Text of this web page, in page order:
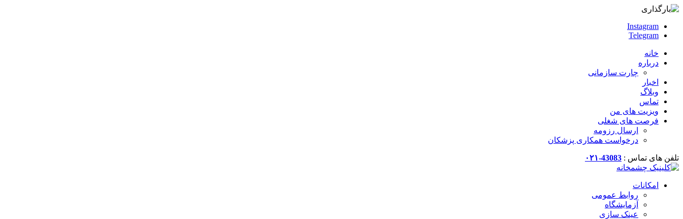
Instagram
Telegram
خانه
درباره
چارت سازمانی
اخبار
وبلاگ
تماس
ویزیت های من
فرصت های شغلی
ارسال رزومه
درخواست همکاری پزشکان
تلفن های تماس : 43083-۰۲۱
امکانات
روابط عمومی
آزمایشگاه
عینک سازی